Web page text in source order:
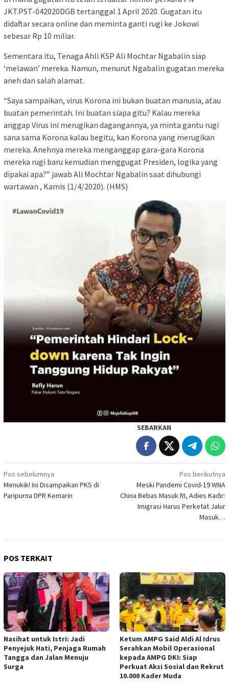
JKT.PST-042020DGB tertanggal 1 April 2020. Gugatan itu
didaftar secara online dan meminta ganti rugi ke Jokowi
sebesar Rp 10 miliar.
Sementara itu, Tenaga Ahli KSP Ali Mochtar Ngabalin siap
‘melawan’ mereka. Namun, menurut Ngabalin gugatan mereka
aneh dan salah alamat.
“Saya sampaikan, virus Korona ini bukan buatan manusia, atau
buatan pemerintah. Ini buatan siapa gitu? Kalau mereka
anggap Virus ini merugikan dagangannya, ya minta gantu rugi
sana sama Korona kalau begitu, kan Korona yang merugikan
mereka. Anehnya mereka menganggap gara-gara Korona
mereka rugi baru kemudian menggugat Presiden, logika yang
dipakai apa?” jawab Ali Mochtar Ngabalin saat dihubungi
wartawan , Kamis (1/4/2020). (HMS)
SEBARKAN
Navigasi
pos
Pos sebelumnya
Menukik! Ini Disampaikan PKS di
Paripurna DPR Kemarin
Pos berikutnya
Meski Pandemi Covid-19 WNA
China Bebas Masuk RI, Adies Kadir:
Imigrasi Harus Perketat Jalur
Masuk…
POS TERKAIT
Nasihat untuk Istri: Jadi
Penyejuk Hati, Penjaga Rumah
Tangga dan Jalan Menuju
Surga
Ketum AMPG Said Aldi Al Idrus
Serahkan Mobil Operasional
kepada AMPG DKI: Siap
Perkuat Aksi Sosial dan Rekrut
10.000 Kader Muda